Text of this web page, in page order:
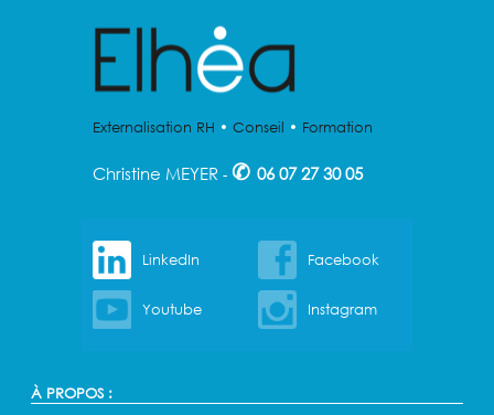
Externalisation RH • Conseil • Formation
Christine MEYER - ✆ 06 07 27 30 05
LinkedIn
Youtube
Facebook
Instagram
À PROPOS :